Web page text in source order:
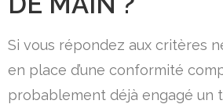
Si vous répondez aux critères
en place d’une conformité
probablement déjà engagé un